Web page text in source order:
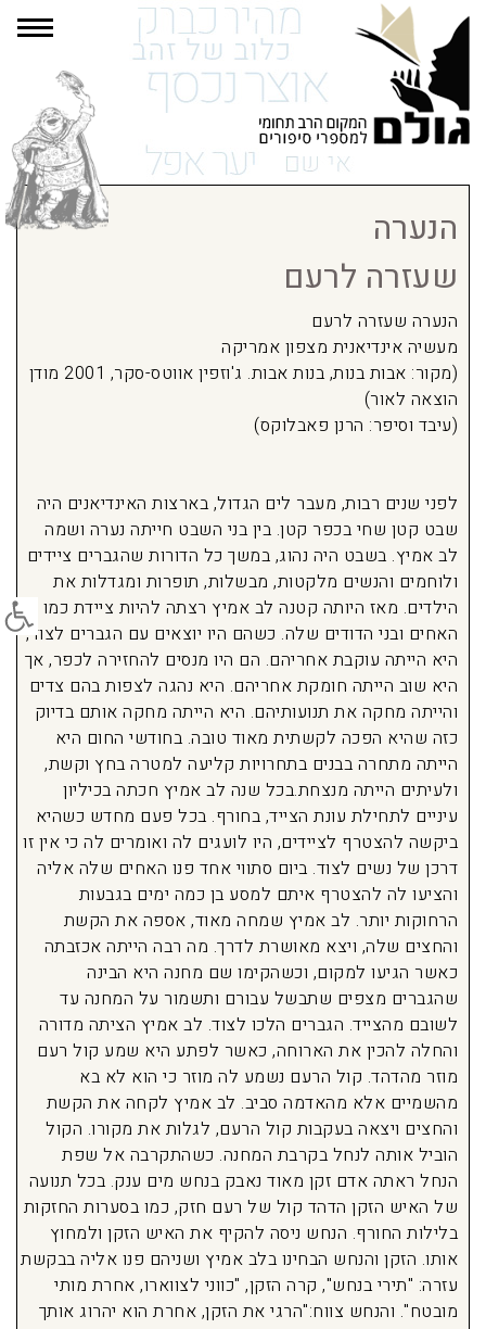
הנערה
שעזרה לרעם
הנערה שעזרה לרעם
מעשיה אינדיאנית מצפון אמריקה
(מקור: אבות בנות, בנות אבות. ג'וזפין אווטס-סקר, 2001 מודן
הוצאה לאור)
(עיבד וסיפר: הרנן פאבלוקס)
לפני שנים רבות, מעבר לים הגדול, בארצות האינדיאנים היה
שבט קטן שחי בכפר קטן. בין בני השבט חייתה נערה ושמה
לב אמיץ. בשבט היה נהוג, במשך כל הדורות שהגברים ציידים
ולוחמים והנשים מלקטות, מבשלות, תופרות ומגדלות את
הילדים. מאז היותה קטנה לב אמיץ רצתה להיות ציידת כמו
האחים ובני הדודים שלה. כשהם היו יוצאים עם הגברים לצוד,
היא הייתה עוקבת אחריהם. הם היו מנסים להחזירה לכפר, אך
היא שוב הייתה חומקת אחריהם. היא נהגה לצפות בהם צדים
והייתה מחקה את תנועותיהם. היא הייתה מחקה אותם בדיוק
כזה שהיא הפכה לקשתית מאוד טובה. בחודשי החום היא
הייתה מתחרה בבנים בתחרויות קליעה למטרה בחץ וקשת,
ולעיתים הייתה מנצחת.בכל שנה לב אמיץ חכתה בכיליון
עיניים לתחילת עונת הצייד, בחורף. בכל פעם מחדש כשהיא
ביקשה להצטרף לציידים, היו לועגים לה ואומרים לה כי אין זו
דרכן של נשים לצוד. ביום סתווי אחד פנו האחים שלה אליה
והציעו לה להצטרף איתם למסע בן כמה ימים בגבעות
הרחוקות יותר. לב אמיץ שמחה מאוד, אספה את הקשת
והחצים שלה, ויצא מאושרת לדרך. מה רבה הייתה אכזבתה
כאשר הגיעו למקום, וכשהקימו שם מחנה היא הבינה
שהגברים מצפים שתבשל עבורם ותשמור על המחנה עד
לשובם מהצייד. הגברים הלכו לצוד. לב אמיץ הציתה מדורה
והחלה להכין את הארוחה, כאשר לפתע היא שמע קול רעם
מוזר מהדהד. קול הרעם נשמע לה מוזר כי הוא לא בא
מהשמיים אלא מהאדמה סביב. לב אמיץ לקחה את הקשת
והחצים ויצאה בעקבות קול הרעם, לגלות את מקורו. הקול
הוביל אותה לנחל בקרבת המחנה. כשהתקרבה אל שפת
הנחל ראתה אדם זקן מאוד נאבק בנחש מים ענק. בכל תנועה
של האיש הזקן הדהד קול של רעם חזק, כמו בסערות החזקות
בלילות החורף. הנחש ניסה להקיף את האיש הזקן ולמחוץ
אותו. הזקן והנחש הבחינו בלב אמיץ ושניהם פנו אליה בבקשת
עזרה: "תירי בנחש", קרה הזקן, "כווני לצווארו, אחרת מותי
מובטח". והנחש צווח:"הרגי את הזקן, אחרת הוא יהרוג אותך